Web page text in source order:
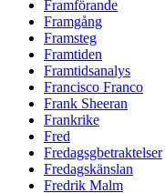
Framförande
Framgång
Framsteg
Framtiden
Framtidsanalys
Francisco Franco
Frank Sheeran
Frankrike
Fred
Fredagsgbetraktelser
Fredagskänslan
Fredrik Malm